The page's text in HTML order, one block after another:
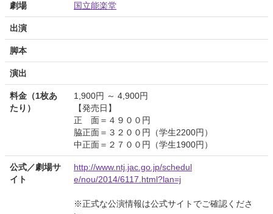
劇場 国立能楽堂
出演
脚本
演出
料金（1枚あ
たり）
1,900円 ～ 4,900円
【発売日】
正 面＝４９００円
脇正面＝３２００円（学生2200円）
中正面＝２７００円（学生1900円）
公式／劇場サ
イト
http://www.ntj.jac.go.jp/schedul
e/nou/2014/6117.html?lan=j
※正式な公演情報は公式サイトでご確認くださ